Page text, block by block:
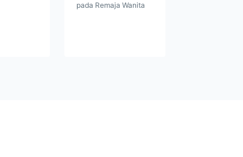
pada Remaja Wanita